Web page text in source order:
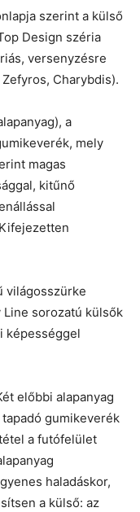
szerint a külső
Design széria
versenyzésre
Charybdis).
a
mely
magas
kitűnő
világosszürke
sorozatú külsők
képességgel
előbbi alapanyag
gumikeverék
a futófelület
haladáskor,
a külső: az